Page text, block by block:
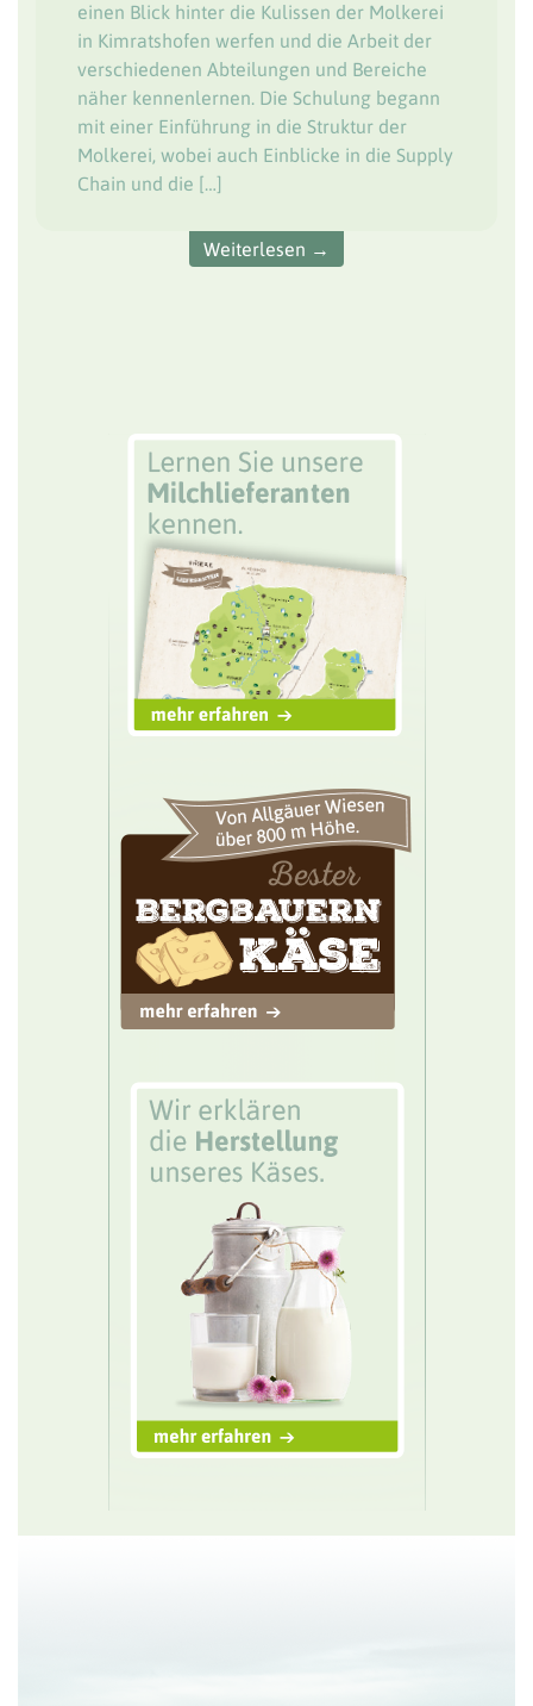
einen Blick hinter die Kulissen der Molkerei
in Kimratshofen werfen und die Arbeit der
verschiedenen Abteilungen und Bereiche
näher kennenlernen. Die Schulung begann
mit einer Einführung in die Struktur der
Molkerei, wobei auch Einblicke in die Supply
Chain und die […]
Weiterlesen →